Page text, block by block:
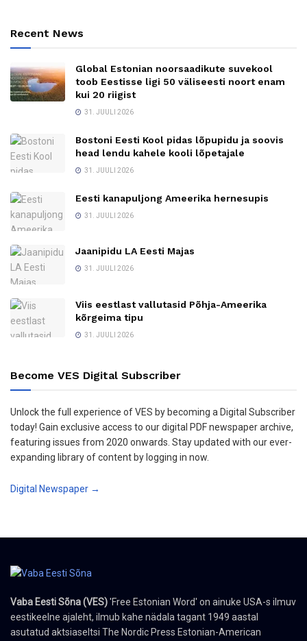
Recent News
Global Estonian noorsaadikute suvekool
toob Eestisse ligi 50 väliseesti noort enam
kui 20 riigist
31. JUULI 2026
Bostoni Eesti Kool pidas lõpupidu ja soovis
head lendu kahele kooli lõpetajale
31. JUULI 2026
Eesti kanapuljong Ameerika hernesupis
31. JUULI 2026
Jaanipidu LA Eesti Majas
31. JUULI 2026
Viis eestlast vallutasid Põhja-Ameerika
kõrgeima tipu
31. JUULI 2026
Become VES Digital Subscriber
Unlock the full experience of VES by becoming a Digital Subscriber
today! Gain exclusive access to our digital PDF newspaper archive,
featuring issues from 2020 onwards. Stay updated with our ever-
expanding library of content by logging in now.
Digital Newspaper →
Vaba Eesti Sõna (VES)'Free Estonian Word' on ainuke USA-s ilmuv
eestikeelne ajaleht, ilmub kahe nädala tagant 1949 aastal
asutatud aktsiaseltsi The Nordic Press Estonian-American